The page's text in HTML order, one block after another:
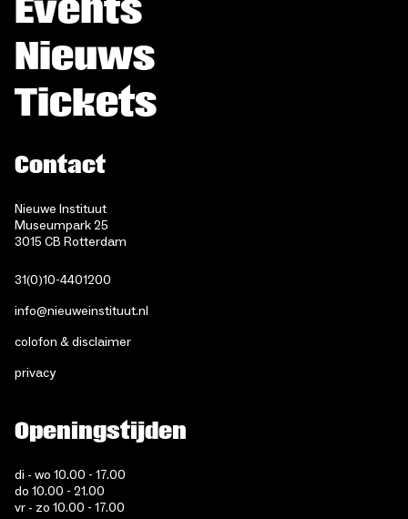
Events
Nieuws
Tickets
Contact
Nieuwe Instituut
Museumpark 25
3015 CB Rotterdam
31(0)10-4401200
info@nieuweinstituut.nl
colofon & disclaimer
privacy
Openingstijden
di - wo 10.00 - 17.00
do 10.00 - 21.00
vr - zo 10.00 - 17.00